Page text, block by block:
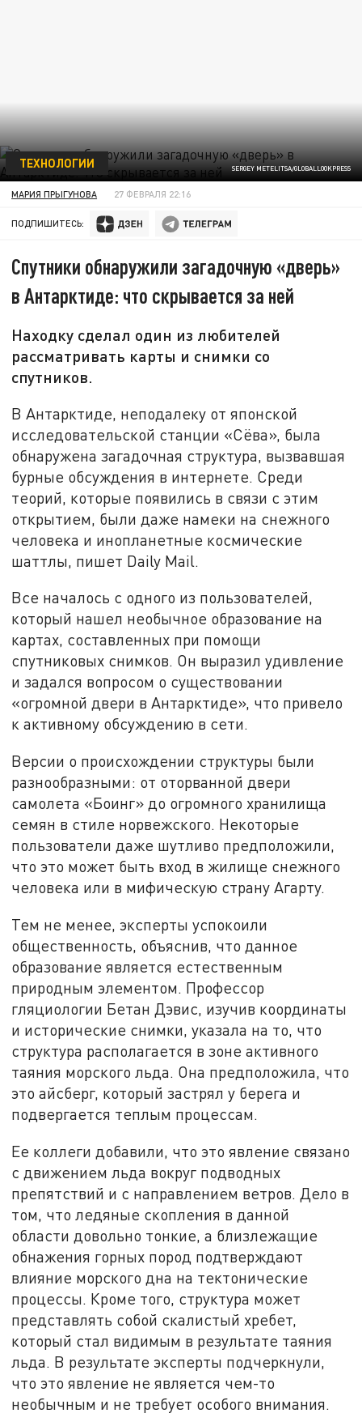
SERGEY METELITSA/GLOBALLOOKPRESS
ТЕХНОЛОГИИ
МАРИЯ ПРЫГУНОВА 27 ФЕВРАЛЯ 22:16
ПОДПИШИТЕСЬ:
Спутники обнаружили загадочную «дверь»
в Антарктиде: что скрывается за ней
Находку сделал один из любителей
рассматривать карты и снимки со
спутников.
В Антарктиде, неподалеку от японской
исследовательской станции «Сёва», была
обнаружена загадочная структура, вызвавшая
бурные обсуждения в интернете. Среди
теорий, которые появились в связи с этим
открытием, были даже намеки на снежного
человека и инопланетные космические
шаттлы, пишет Daily Mail.
Все началось с одного из пользователей,
который нашел необычное образование на
картах, составленных при помощи
спутниковых снимков. Он выразил удивление
и задался вопросом о существовании
«огромной двери в Антарктиде», что привело
к активному обсуждению в сети.
Версии о происхождении структуры были
разнообразными: от оторванной двери
самолета «Боинг» до огромного хранилища
семян в стиле норвежского. Некоторые
пользователи даже шутливо предположили,
что это может быть вход в жилище снежного
человека или в мифическую страну Агарту.
Тем не менее, эксперты успокоили
общественность, объяснив, что данное
образование является естественным
природным элементом. Профессор
гляциологии Бетан Дэвис, изучив координаты
и исторические снимки, указала на то, что
структура располагается в зоне активного
таяния морского льда. Она предположила, что
это айсберг, который застрял у берега и
подвергается теплым процессам.
Ее коллеги добавили, что это явление связано
с движением льда вокруг подводных
препятствий и с направлением ветров. Дело в
том, что ледяные скопления в данной
области довольно тонкие, а близлежащие
обнажения горных пород подтверждают
влияние морского дна на тектонические
процессы. Кроме того, структура может
представлять собой скалистый хребет,
который стал видимым в результате таяния
льда. В результате эксперты подчеркнули,
что это явление не является чем-то
необычным и не требует особого внимания.